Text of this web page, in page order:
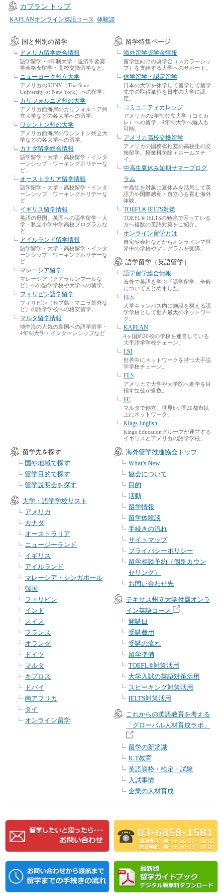
カプラン トップ
KAPLANオンライン英語コース 体験談
国と州別の留学
アメリカ留学総合情報
語学留学・4年制大学・返済不要奨
学金格安留学・高校交換留学など。
ニューヨーク州立大学
アメリカのSUNY（The State
University of New York）への留学。
カリフォルニア州の大学
アメリカ西海岸のカリフォルニア州
立大学などの各大学への留学。
ワシントン州の大学
アメリカ西海岸のワシントン州立大
学などの各大学への留学。
カナダ留学総合情報
語学留学・大学・高校留学・インタ
ーンシップ・ワーキングホリデーな
ど。
オーストラリア留学情報
語学留学・大学・高校留学・インタ
ーンシップ・ワーキングホリデーな
ど
イギリス留学情報
英語の母国、英国への語学留学・大
学・私立小学中学高校プログラムな
ど
アイルランド留学情報
語学留学・大学・高校留学・インタ
ーンシップ・ワーキングホリデーな
ど
マレーシア留学
マレーシア（クアラルンプールな
ど）への語学学校や大学への留学。
フィリピン語学留学
フィリピン（セブ島・マニラ郊外な
ど）の語学学校への格安留学。
マルタ留学情報
地中海の人気の島国への語学留学・
4年制大学・インターンシップなど
留学特集ページ
海外留学奨学金情報
留学生向けの奨学金（スカラーシッ
プ）を支給する大学へのサポート。
休学留学・認定留学
日本の大学を休学して留学して留学
先での取得単位を日本の大学に認
定。
コミュニティカレッジ
アメリカの2年制公立大学（コミカ
レ）への留学。4年制大学へ編入も
可能。
アメリカ高校交換留学
アメリカの国務省推奨の高校生の交
換留学。授業料免除＋ホームステ
イ。
中高生夏休み短期サマープログ
ラム
中高生を対象に夏休みを活用して英
語力や国際感覚・自立心を育む海外
体験。
TOEFL® IELTS対策
TOEFL® IELTSの勉強で困っている
方へ複数の英語対策をご紹介。
オンライン留学とは
自宅や会社などからオンラインで世
界中の学校やプログラムを受講。
語学留学（英語留学）
語学留学総合情報
海外で英語を学ぶ「語学留学」全般
についてまとめました。
ELS
大学キャンパス内に施設を構える語
学学校として世界最大のネットワー
ク。
KAPLAN
4ヶ国約20校の学校を運営している
大手語学学校チェーン。
LSI
世界中にネットワークを持つ大手語
学学校チェーン。
FLS
アメリカで大学や大学院へ進学を目
指す生徒が多数。
EC
マルタで創立、世界6ヶ国20都市以
上にネットワーク。
Kings English
Kings Educationグループが運営する
イギリスとアメリカの語学学校。
留学先を探す
国や地域で探す
留学目的で探す
留学説明会を探す
大学・語学学校リスト
アメリカ
カナダ
オーストラリア
ニュージーランド
イギリス
アイルランド
マレーシア・シンガポール
韓国
フィリピン
インド
スイス
フランス
オランダ
ドイツ
マルタ
キプロス
ドバイ
南アフリカ
タイ
オンライン留学
海外留学推進協会トップ
What's New
協会について
目的
活動
留学情報
留学体験談
手続きの流れ
サイトマップ
プライバシーポリシー
留学相談予約（個別カウン
セリング）
お問い合わせ先
テキサス州立大学付属オンラ
イン英語コース
開講日
受講費用
受講の流れ
留学準備
TOEFL®対策活用
大学入試の英語対策活用
スピーキング対策活用
IELTS対策活用
これからの英語教育を考える
「グローバル人材育成ラボ」
留学の新常識
ICT教育
英語資格・検定・試験
入試事情
企業の人材育成